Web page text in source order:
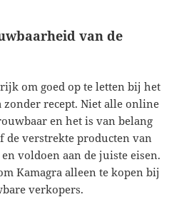
van de
om goed op te letten bij het
zonder recept. Niet alle online
en het is van belang
de verstrekte producten van
voldoen aan de juiste eisen.
Kamagra alleen te kopen bij
verkopers.